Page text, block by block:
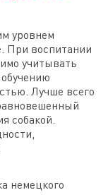
уровнем
При воспитании
учитывать
Лучше всего
собакой.
немецкого